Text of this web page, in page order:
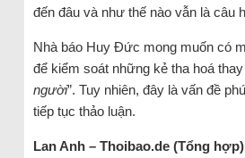
đến đâu và như thế nào vẫn là câu
Nhà báo Huy Đức mong muốn có
để kiểm soát những kẻ tha hoá thay
người”. Tuy nhiên, đây là vấn đề
tiếp tục thảo luận.
Lan Anh – Thoibao.de (Tổng hợp)